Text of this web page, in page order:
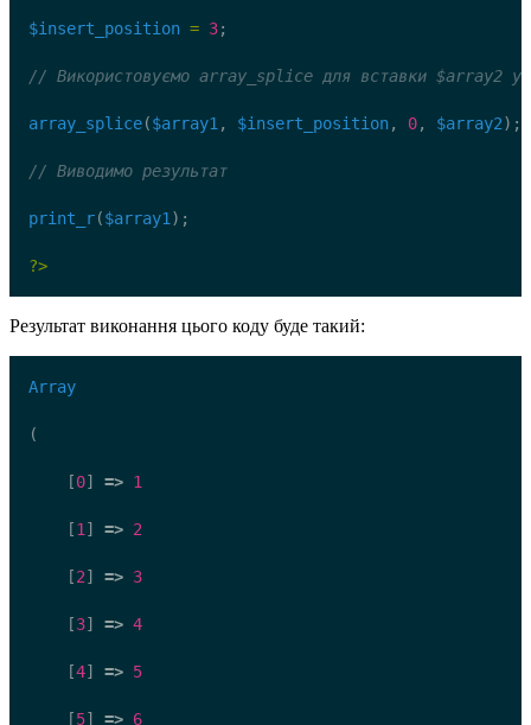
$insert_position = 3;
// Використовуємо array_splice для вставки $array2 у
array_splice($array1 , $insert_position, 0, $array2);
// Виводимо результат
print_r($array1 );
?>
Результат виконання цього коду буде такий:
Array
(
[0] => 1
[1 ] => 2
[2] => 3
[3] => 4
[4] => 5
[5] => 6